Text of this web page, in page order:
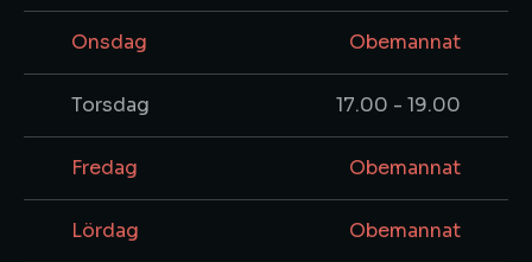
Onsdag Obemannat
Torsdag 17.00 - 19.00
Fredag Obemannat
Lördag Obemannat